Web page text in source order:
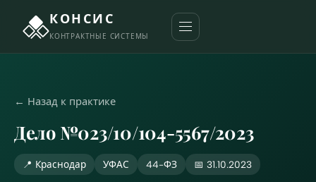
КОНСИС
КОНТРАКТНЫЕ СИСТЕМЫ
← Назад к практике
Дело №023/10/104-5567/2023
📍 Краснодар УФАС 44-ФЗ 📅 31.10.2023